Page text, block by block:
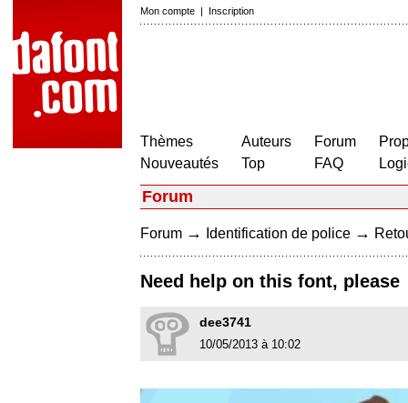
Mon compte | Inscription
Thèmes
Nouveautés
Auteurs
Top
Forum
FAQ
Forum
Forum → Identification de police →
Need help on this font, please
dee3741
10/05/2013 à 10:02